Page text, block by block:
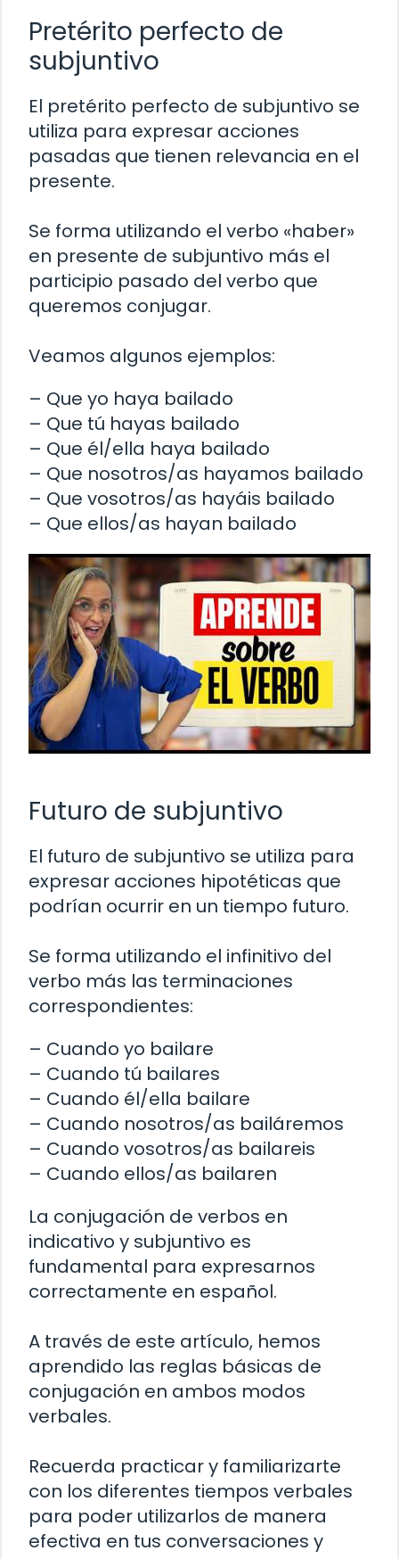
Pretérito perfecto de
subjuntivo
El pretérito perfecto de subjuntivo se
utiliza para expresar acciones
pasadas que tienen relevancia en el
presente.
Se forma utilizando el verbo «haber»
en presente de subjuntivo más el
participio pasado del verbo que
queremos conjugar.
Veamos algunos ejemplos:
– Que yo haya bailado
– Que tú hayas bailado
– Que él/ella haya bailado
– Que nosotros/as hayamos bailado
– Que vosotros/as hayáis bailado
– Que ellos/as hayan bailado
Futuro de subjuntivo
El futuro de subjuntivo se utiliza para
expresar acciones hipotéticas que
podrían ocurrir en un tiempo futuro.
Se forma utilizando el infinitivo del
verbo más las terminaciones
correspondientes:
– Cuando yo bailare
– Cuando tú bailares
– Cuando él/ella bailare
– Cuando nosotros/as bailáremos
– Cuando vosotros/as bailareis
– Cuando ellos/as bailaren
La conjugación de verbos en
indicativo y subjuntivo es
fundamental para expresarnos
correctamente en español.
A través de este artículo, hemos
aprendido las reglas básicas de
conjugación en ambos modos
verbales.
Recuerda practicar y familiarizarte
con los diferentes tiempos verbales
para poder utilizarlos de manera
efectiva en tus conversaciones y